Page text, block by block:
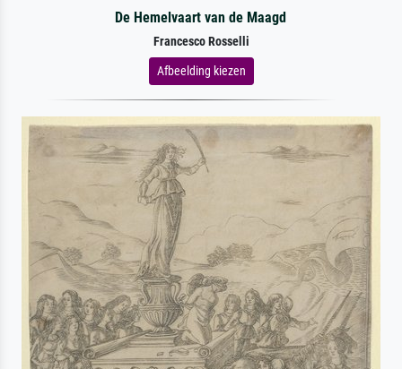
De Hemelvaart van de Maagd
Francesco Rosselli
Afbeelding kiezen